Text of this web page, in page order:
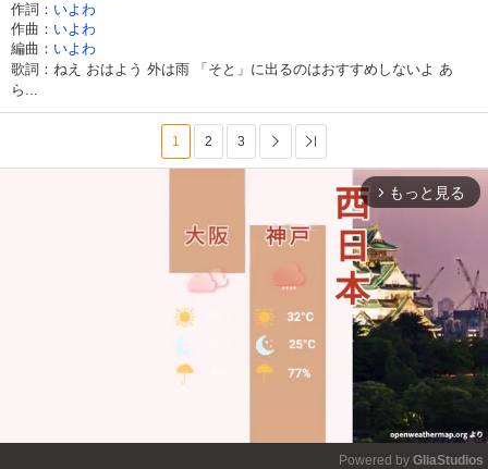
作詞： いよわ
作曲： いよわ
編曲： いよわ
歌詞：ねえ おはよう 外は雨 「そと」に出るのはおすすめしないよ あ
ら...
1 2 3 次へ
arrow_forward_ios もっと見る
Powered by GliaStudios